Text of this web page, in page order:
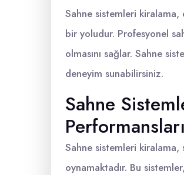
Sahne sistemleri kiralama,
bir yoludur. Profesyonel
olmasını sağlar. Sahne
deneyim sunabilirsiniz.
Sahne
Sahne sistemleri kiralama,
oynamaktadır. Bu